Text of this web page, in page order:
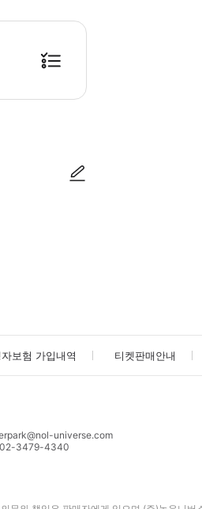
일에 오후 3시에 조기 폐장합니다. 7월
보험 가입내역 티켓판매안내
universe.com
02-3479-4340